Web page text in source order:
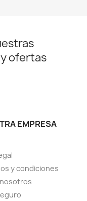
ofertas
EMPRESA
y condiciones